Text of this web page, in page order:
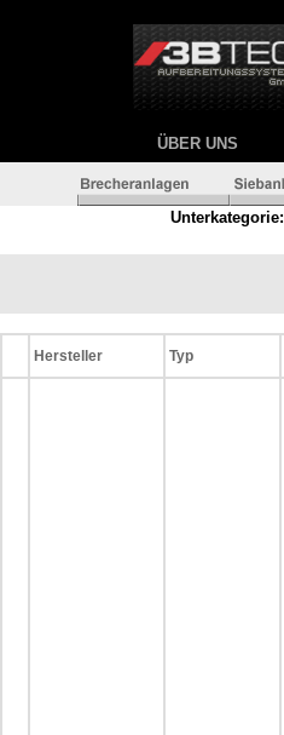
ÜBER UNS
Unterkategorie:
Hersteller Typ